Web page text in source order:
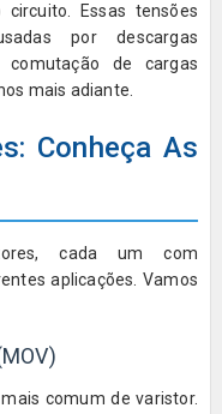
circuito. Essas tensões
por descargas
de cargas
mais adiante.
Conheça As
cada um com
aplicações. Vamos
comum de varistor.